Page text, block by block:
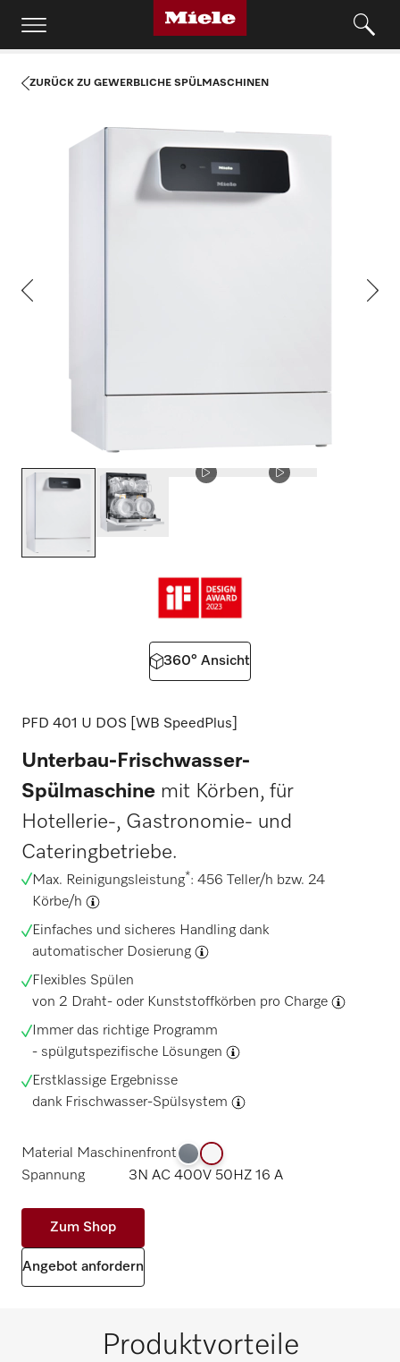
ZURÜCK ZU GEWERBLICHE SPÜLMASCHINEN
360° Ansicht
PFD 401 U DOS [WB SpeedPlus]
Unterbau-Frischwasser-
Spülmaschine mit Körben, für
Hotellerie-, Gastronomie- und
Cateringbetriebe.
Max. Reinigungsleistung*: 456 Teller/h bzw. 24
Körbe/h
Einfaches und sicheres Handling dank
automatischer Dosierung
Flexibles Spülen
von 2 Draht- oder Kunststoffkörben pro Charge
Immer das richtige Programm
- spülgutspezifische Lösungen
Erstklassige Ergebnisse
dank Frischwasser-Spülsystem
Material Maschinenfront
Spannung
3N AC 400V 50HZ 16 A
Zum Shop
Angebot anfordern
Produktvorteile